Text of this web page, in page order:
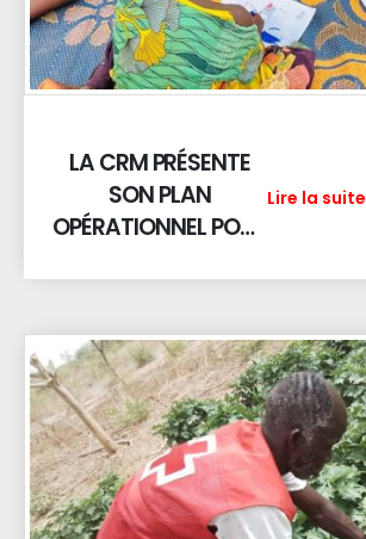
LA CRM PRÉSENTE
SON PLAN
OPÉRATIONNEL POUR
2026
Lire la suite